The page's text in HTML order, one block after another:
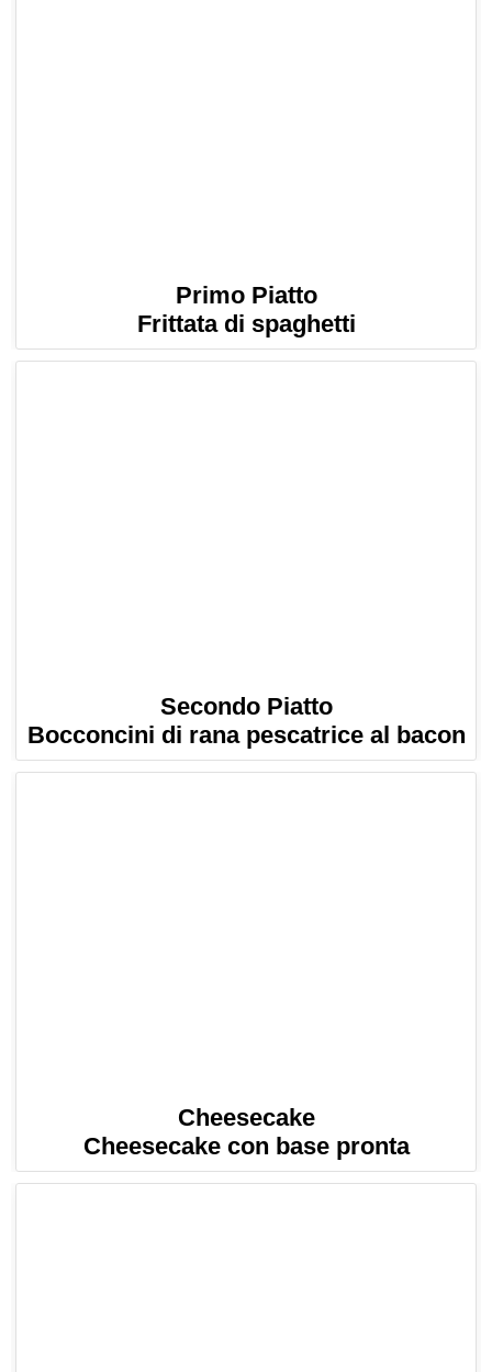
Primo Piatto
Frittata di spaghetti
Secondo Piatto
Bocconcini di rana pescatrice al bacon
Cheesecake
Cheesecake con base pronta